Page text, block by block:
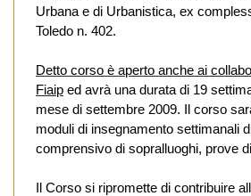
Urbana e di Urbanistica, ex
Toledo n. 402.
Detto corso è aperto anche ai
Fiaip ed avrà una durata di 19
mese di settembre 2009. Il corso
moduli di insegnamento settimanali
comprensivo di sopralluoghi, prove
Il Corso si ripromette di contribuire